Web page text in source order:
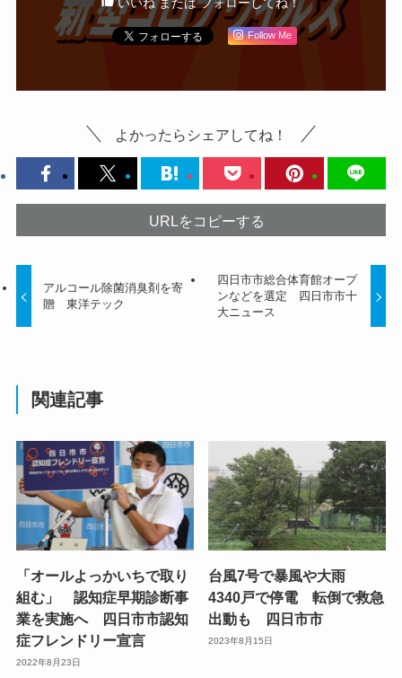
Follow Me
よかったらシェアしてね！
URLをコピーする
アルコール除菌消臭剤を寄
贈 東洋テック
四日市市総合体育館オープ
ンなどを選定 四日市市十
大ニュース
関連記事
「オールよっかいちで取り
組む」 認知症早期診断事
業を実施へ 四日市市認知
症フレンドリー宣言
2022年8月23日
台風7号で暴風や大雨
4340戸で停電 転倒で救急
出動も 四日市市
2023年8月15日